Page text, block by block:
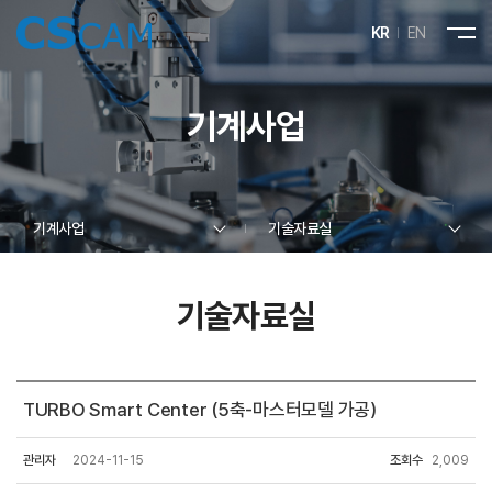
KR EN
기계사업
기계사업 기술자료실
기술자료실
TURBO Smart Center (5축-마스터모델 가공)
관리자 2024-11-15 조회수 2,009